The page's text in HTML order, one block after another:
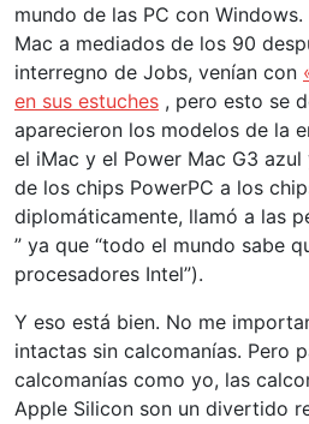
mundo de las PC con
Mac a mediados de los 90
interregno de Jobs, venían con
en sus estuches , pero esto se
aparecieron los modelos de la
el iMac y el Power Mac G3
de los chips PowerPC a los
diplomáticamente, llamó a las
” ya que “todo el mundo sabe
procesadores Intel”).
Y eso está bien. No me
intactas sin calcomanías. Pero
calcomanías como yo, las
Apple Silicon son un divertido